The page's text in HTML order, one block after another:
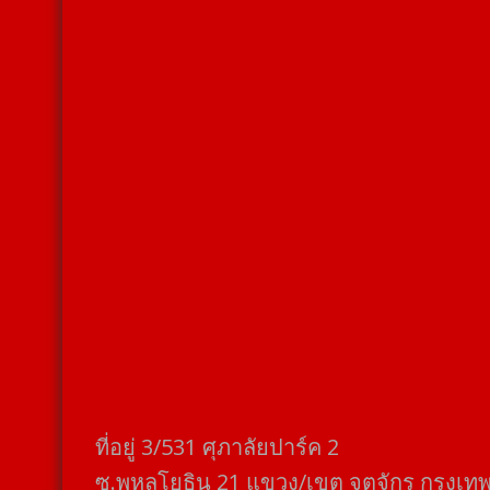
ที่อยู่​ 3/531​ ศุภาลัยปาร์ค​ 2
ซ.พหลโยธิน​ 21​ แขวง/เขต​ จตุจักร​ กรุงเท